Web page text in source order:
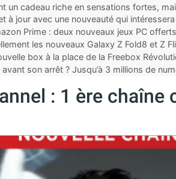
un cadeau riche en sensations fortes,
à jour avec une nouveauté qui
Prime : deux nouveaux jeux PC
les nouveaux Galaxy Z Fold8 et Z
box à la place de la Freebox
son arrêt ? Jusqu’à 3 millions de
: 1 ère